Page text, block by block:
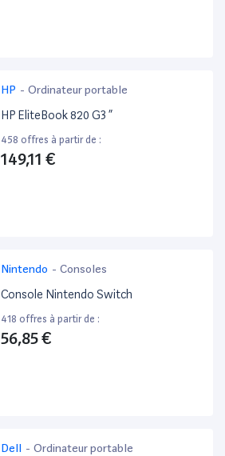
HP - Ordinateur portable
HP EliteBook 820 G3 ”
458 offres à partir de :
149,11 €
Nintendo - Consoles
Console Nintendo Switch
418 offres à partir de :
56,85 €
Dell - Ordinateur portable